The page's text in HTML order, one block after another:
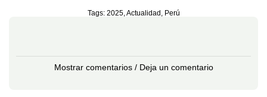
Tags: 2025,Actualidad , Perú
Mostrar comentarios / Deja un comentario